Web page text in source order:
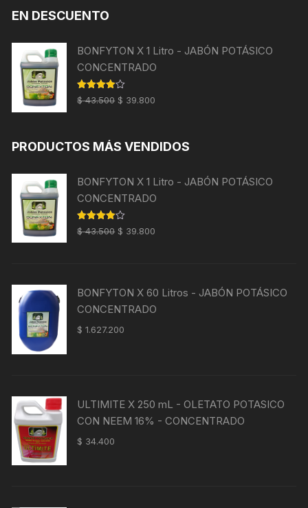
EN DESCUENTO
BONFYTON X 1 Litro - JABÓN POTÁSICO
CONCENTRADO
Valorado
con 4.00
$43.500 El
era:
$ 39.800
es:
PRODUCTOS MÁS VENDIDOS
BONFYTON X 1 Litro - JABÓN POTÁSICO
CONCENTRADO
Valorado
con 4.00
$43.500 El
$ 43.500.
$ 39.800
$ 39.800.
BONFYTON X 60 Litros - JABÓN POTÁSICO
CONCENTRADO
$ 1.627.200
ULTIMITE X 250 mL - OLETATO POTASICO
CON NEEM 16% - CONCENTRADO
$ 34.400